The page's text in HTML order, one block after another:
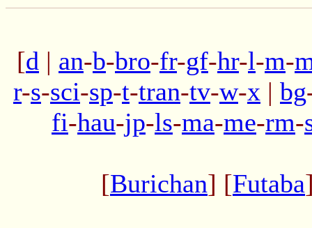
[d | an-b-bro-fr-gf-hr-l-m-
r-s-sci-sp-t-tran-tv-w-x | bg
fi-hau-jp-ls-ma-me-rm-
[Burichan] [Futaba